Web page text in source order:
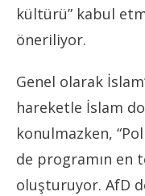
kültürü” kabul
öneriliyor.
Genel olarak
hareketle İslam
konulmazken,
de programın en
oluşturuyor. AfD